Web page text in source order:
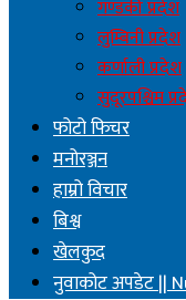
गण्डकी प्रदेश
लुम्बिनी प्रदेश
कर्णाली प्रदेश
सुदूरपश्चिम
फोटो फिचर
मनोरञ्जन
हाम्रो विचार
बिश्व
खेलकुद
नुवाकोट अपडेट ||